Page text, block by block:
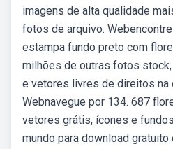
imagens de alta qualidade
fotos de arquivo.
estampa fundo preto com
milhões de outras fotos
e vetores livres de direitos na
Webnavegue por 134. 687
vetores grátis, ícones e
mundo para download